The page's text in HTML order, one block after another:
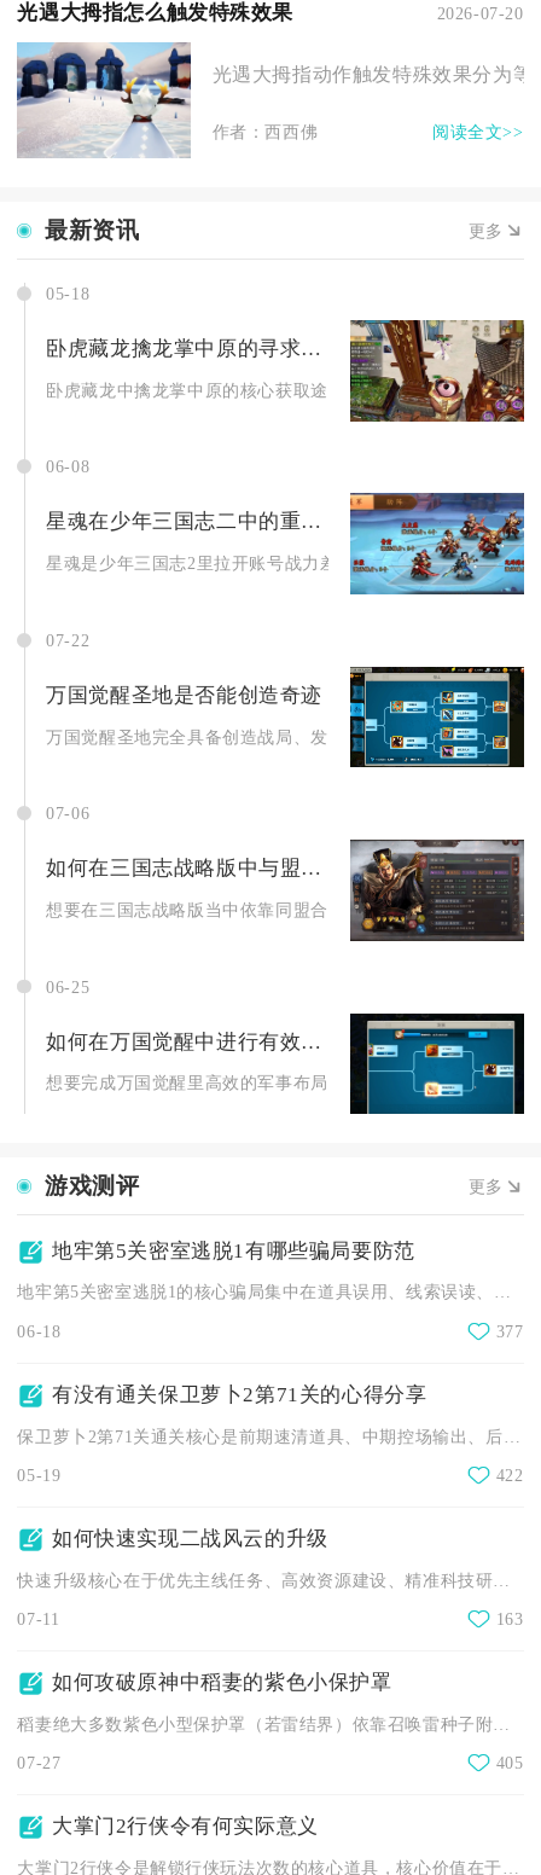
光遇大拇指怎么触发特殊效果 2026-07-20
光遇大拇指动作触发特殊效果分为
作者：西西佛 阅读全文>>
最新资讯 更多
05-18
卧虎藏龙擒龙掌中原的寻求途径有哪些
卧虎藏龙中擒龙掌中原的核心获取途径为奇遇任务、门派武学
06-08
星魂在少年三国志二中的重要性是什么
星魂是少年三国志2里拉开账号战力差距、决定阵容实战上限的
07-22
万国觉醒圣地是否能创造奇迹
万国觉醒圣地完全具备创造战局、发育层面奇迹的能力，只要
07-06
如何在三国志战略版中与盟友分享资源和战略
想要在三国志战略版当中依靠同盟合力走向胜利，核心在于建
06-25
如何在万国觉醒中进行有效的军事布局
想要完成万国觉醒里高效的军事布局，核心逻辑是搭建城内驻
游戏测评 更多
地牢第5关密室逃脱1有哪些骗局要防范
地牢第5关密室逃脱1的核心骗局集中在道具误用、线索误读、机关...
06-18 377
有没有通关保卫萝卜2第71关的心得分享
05-19 422
如何快速实现二战风云的升级
07-11 163
如何攻破原神中稻妻的紫色小保护罩
07-27 405
大掌门2行侠令有何实际意义